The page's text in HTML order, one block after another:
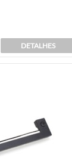
DETALHES